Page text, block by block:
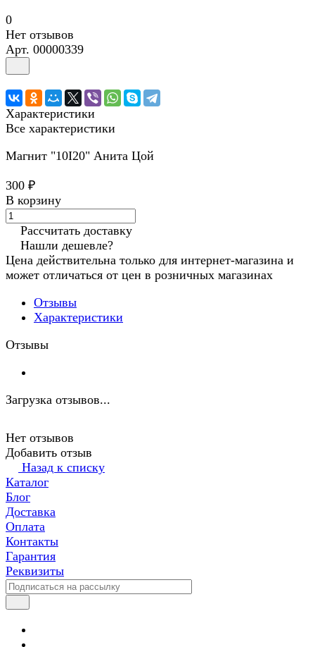
0
Нет отзывов
Арт. 00000339
Характеристики
Все характеристики
Магнит "10I20" Анита Цой
300 ₽
В корзину
Рассчитать доставку
Нашли дешевле?
Цена действительна только для интернет-магазина и
может отличаться от цен в розничных магазинах
Отзывы
Характеристики
Отзывы
Загрузка отзывов...
Нет отзывов
Добавить отзыв
Назад к списку
Каталог
Блог
Доставка
Оплата
Контакты
Гарантия
Реквизиты